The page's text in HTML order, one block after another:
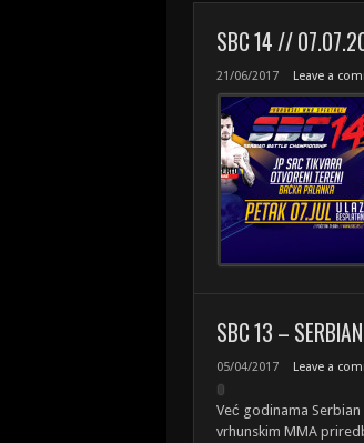
SBC 14 //
21/06/2017 Leave a
SBC 13 –
05/04/2017 Leave a
Već godinama
vrhunskim MMA